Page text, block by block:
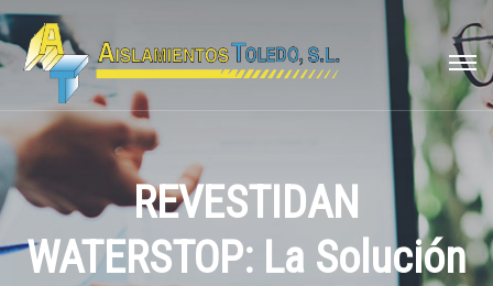
REVESTIDAN
WATERSTOP: La Solución